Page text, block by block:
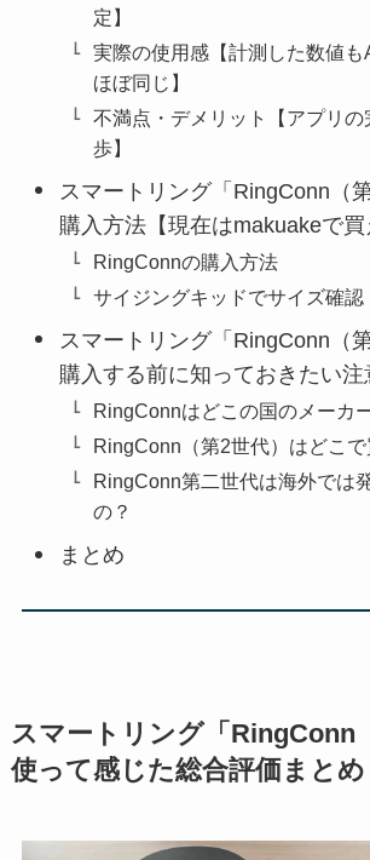
定】
実際の使用感【計測した数値も
ほぼ同じ】
不満点・デメリット【アプリの
歩】
スマートリング「RingConn（
購入方法【現在はmakuakeで買
RingConnの購入方法
サイジングキッドでサイズ確認
スマートリング「RingConn（
購入する前に知っておきたい注
RingConnはどこの国のメーカ
RingConn（第2世代）はどこで
RingConn第二世代は海外では
の？
まとめ
スマートリング「RingConn
使って感じた総合評価まとめ